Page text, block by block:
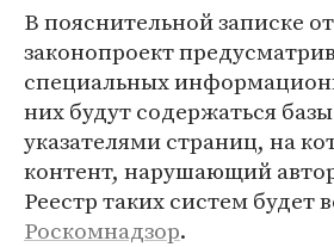
В пояснительной записке
законопроект
специальных
них будут содержаться
указателями страниц, на
контент, нарушающий
Реестр таких систем будет
Роскомнадзор.